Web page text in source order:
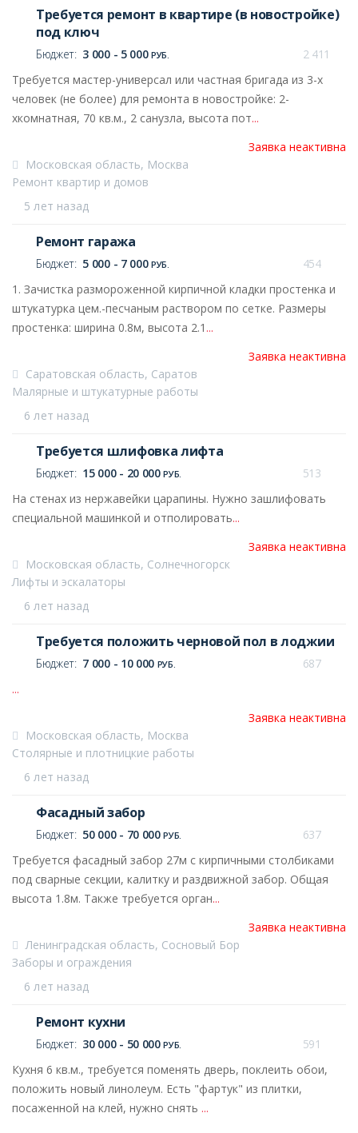
Требуется ремонт в квартире (в новостройке)
под ключ
Бюджет: 3 000 - 5 000 РУБ.
2 411
Требуется мастер-универсал или частная бригада из 3-х
человек (не более) для ремонта в новостройке: 2-
хкомнатная, 70 кв.м., 2 санузла, высота пот...
Заявка неактивна
5 лет назад
Московская область, Москва
Ремонт квартир и домов
Ремонт гаража
Бюджет: 5 000 - 7 000 РУБ.
454
1. Зачистка размороженной кирпичной кладки простенка и
штукатурка цем.-песчаным раствором по сетке. Размеры
простенка: ширина 0.8м, высота 2.1 ...
Заявка неактивна
6 лет назад
Саратовская область, Саратов
Малярные и штукатурные работы
Требуется шлифовка лифта
Бюджет: 15 000 - 20 000РУБ.
513
На стенах из нержавейки царапины. Нужно зашлифовать
специальной машинкой и отполировать...
Заявка неактивна
6 лет назад
Московская область, Солнечногорск
Лифты и эскалаторы
Требуется положить черновой пол в лоджии
Бюджет: 7 000 - 10 000 РУБ.
687
...
Заявка неактивна
6 лет назад
Московская область, Москва
Столярные и плотницкие работы
Фасадный забор
Бюджет: 50 000 - 70 000РУБ.
637
Требуется фасадный забор 27м с кирпичными столбиками
под сварные секции, калитку и раздвижной забор. Общая
высота 1.8м. Также требуется орган...
Заявка неактивна
6 лет назад
Ленинградская область, Сосновый Бор
Заборы и ограждения
Ремонт кухни
Бюджет: 30 000 - 50 000РУБ.
591
Кухня 6 кв.м., требуется поменять дверь, поклеить обои,
положить новый линолеум. Есть "фартук" из плитки,
посаженной на клей, нужно снять ...